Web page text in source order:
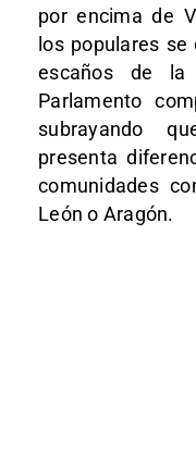
por encima de
los populares
escaños de la
Parlamento
subrayando
presenta
comunidades
León o Aragón.